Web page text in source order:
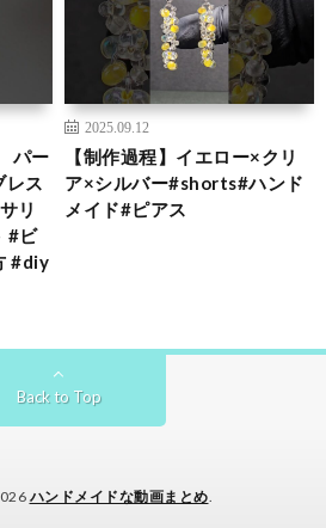
パー
レス
リ
#ビ
#diy
2025.09.12
【制作過程】イエロー×クリ
ア×シルバー#shorts#ハンド
メイド#ピアス
Back to Top
ハンドメイドな動画まとめ.